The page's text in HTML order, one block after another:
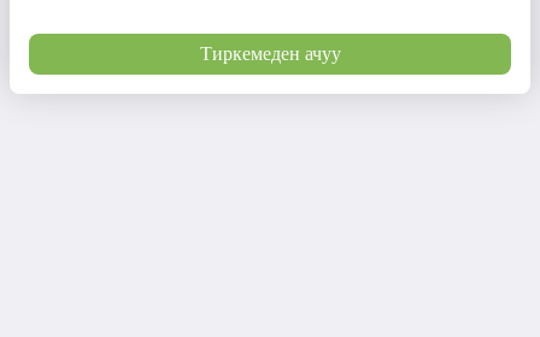
Тиркемеден ачуу